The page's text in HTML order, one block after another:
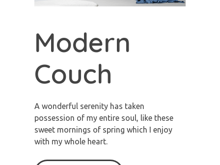
Modern
Couch
A wonderful serenity has taken
possession of my entire soul, like these
sweet mornings of spring which I enjoy
with my whole heart.